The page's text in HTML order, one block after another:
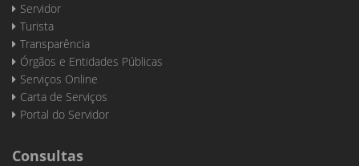
Servidor
Turista
Transparência
Órgãos e Entidades Públicas
Serviços Online
Carta de Serviços
Portal do Servidor
Consultas